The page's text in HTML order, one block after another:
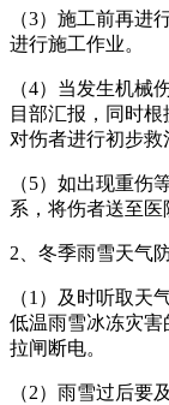
（3）施工前再进
进行施工作业。
（4）当发生机械
目部汇报，同时
对伤者进行初步救
（5）如出现重伤
系，将伤者送至医
2、冬季雨雪天气
（1）及时听取天
低温雨雪冰冻灾
拉闸断电。
（2）雨雪过后要